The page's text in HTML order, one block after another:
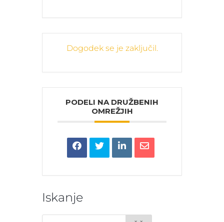
Dogodek se je zaključil.
PODELI NA DRUŽBENIH
OMREŽJIH
Iskanje